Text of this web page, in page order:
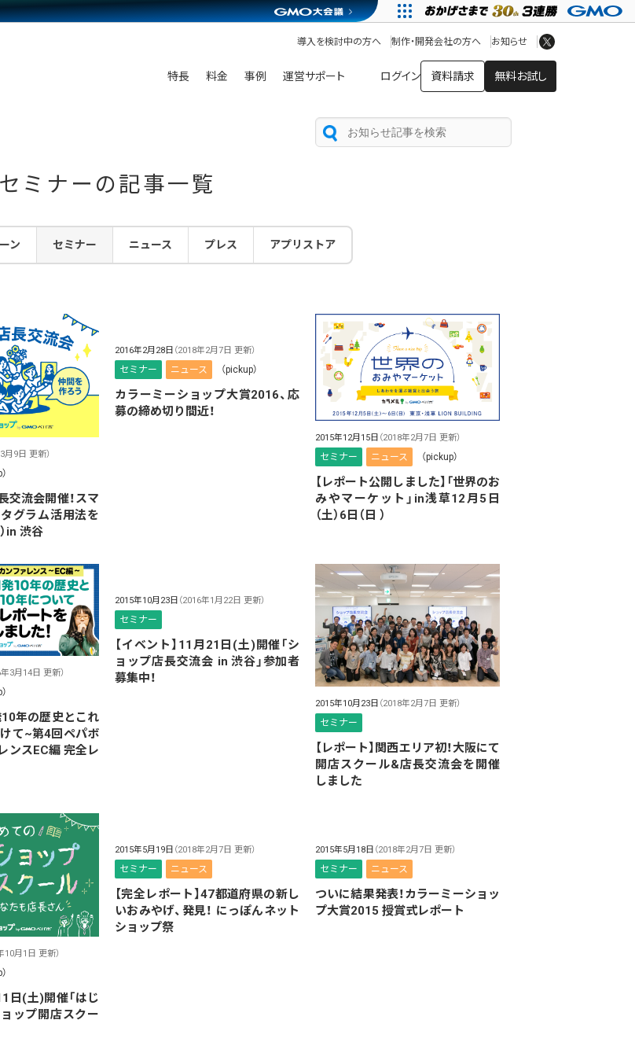
特長 料金 事例 運営サポート ログイン 資料請求 無料お試し
導入を検討中の方へ 制作・開発会社の方へ お知らせ
雑貨販売 アプリストア
料金シミュレーション
ヘルプを見る
ヘルプセンター
セミナーの記事一覧
ン セミナー ニュース プレス アプリストア
月9日 更新）
交流会開催！スマ
グラム活用法を
in 渋谷
2016年2月28日 （2018年2月7日 更新）
セミナー ニュース （pickup）
カラーミーショップ大賞2016、応
募の締め切り間近！
2015年12月15日 （2018年2月7日 更新）
セミナー ニュース （pickup）
【レポート公開しました】「世界のお
みやマーケット」in浅草12月5日
（土）6日（日 ）
年3月14日 更新）
年の歴史とこれ
て~第4回ペパボ
ンスEC編 完全レ
2015年10月23日 （2016年1月22日 更新）
セミナー
【イベント】11月21日(土)開催「シ
ョップ店長交流会 in 渋谷」参加者
募集中！
2015年10月23日 （2018年2月7日 更新）
セミナー
【レポート】関西エリア初！大阪にて
開店スクール&店長交流会を開催
しました
10月1日 更新）
日(土)開催「はじ
ップ開店スクー
2015年5月19日 （2018年2月7日 更新）
セミナー ニュース
【完全レポート】47都道府県の新し
いおみやげ、発見！ にっぽんネット
ショップ祭
2015年5月18日 （2018年2月7日 更新）
セミナー ニュース
ついに結果発表！カラーミーショッ
プ大賞2015 授賞式レポート